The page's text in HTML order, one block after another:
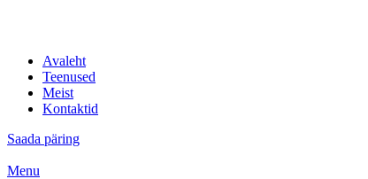
Avaleht
Teenused
Meist
Kontaktid
Saada päring
Menu